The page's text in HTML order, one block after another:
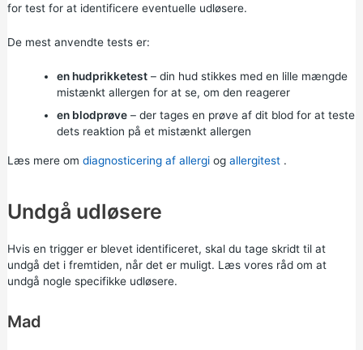
for test for at identificere eventuelle udløsere.
De mest anvendte tests er:
en hudprikketest– din hud stikkes med en lille mængde
mistænkt allergen for at se, om den reagerer
en blodprøve– der tages en prøve af dit blod for at teste
dets reaktion på et mistænkt allergen
Læs mere om diagnosticering af allergiog allergitest.
Undgå udløsere
Hvis en trigger er blevet identificeret, skal du tage skridt til at
undgå det i fremtiden, når det er muligt. Læs vores råd om at
undgå nogle specifikke udløsere.
Mad